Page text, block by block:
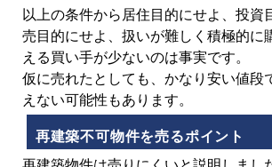
以上の条件から居住目的にせよ、投資
売目的にせよ、扱いが難しく積極的に
える買い手が少ないのは事実です。
仮に売れたとしても、かなり安い値段
えない可能性もあります。
再建築不可物件を売るポイント